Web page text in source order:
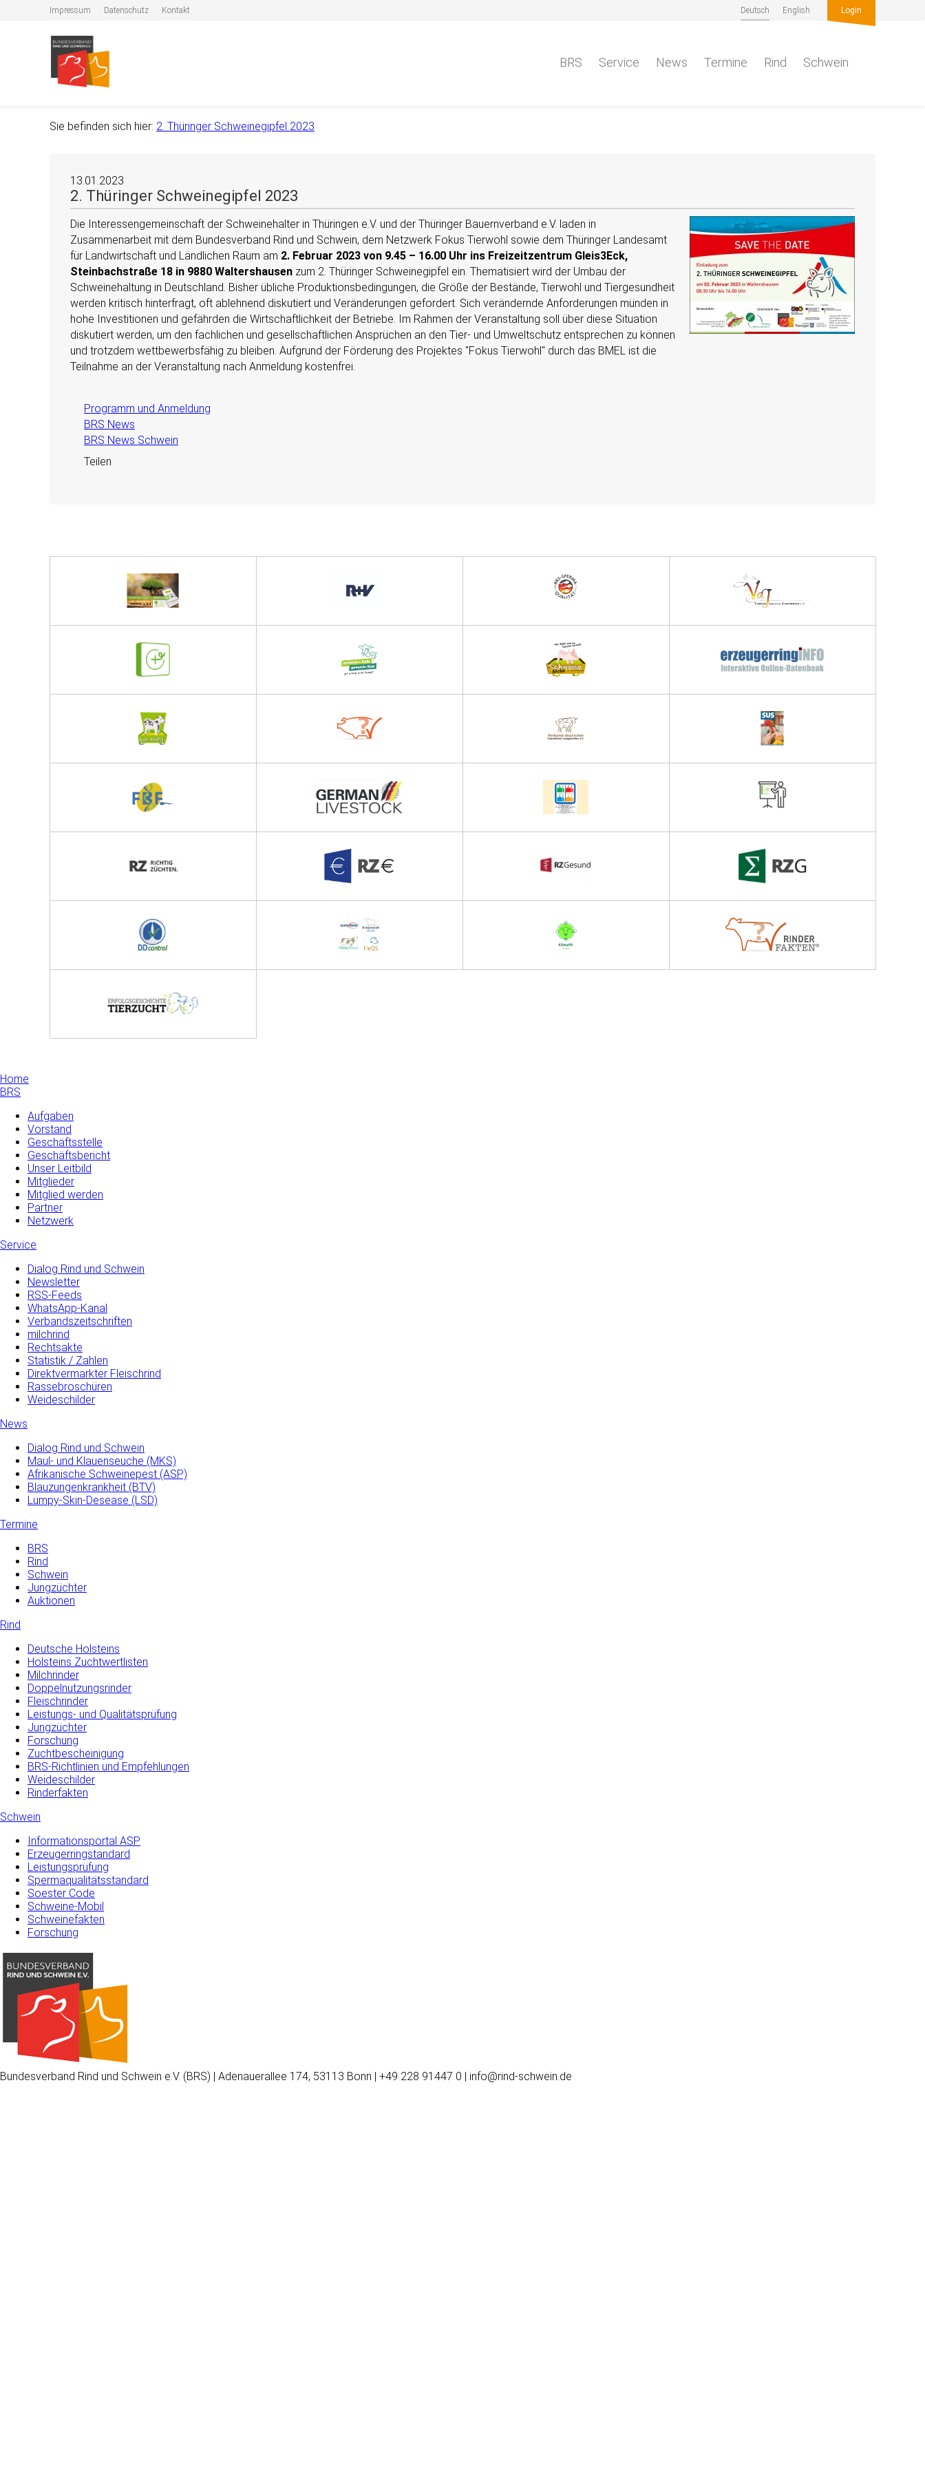
Impressum Datenschutz Kontakt Deutsch English Login
BRS Service News Termine Rind Schwein
Sie befinden sich hier: 2. Thüringer Schweinegipfel 2023
13.01.2023
2. Thüringer Schweinegipfel 2023
Die Interessengemeinschaft der Schweinehalter in Thüringen e.V. und der Thüringer Bauernverband e.V. laden in
Zusammenarbeit mit dem Bundesverband Rind und Schwein, dem Netzwerk Fokus Tierwohl sowie dem Thüringer Landesamt
für Landwirtschaft und Ländlichen Raum am 2. Februar 2023 von 9.45 – 16.00 Uhr ins Freizeitzentrum Gleis3Eck,
Steinbachstraße 18 in 9880 Waltershausen zum 2. Thüringer Schweinegipfel ein. Thematisiert wird der Umbau der
Schweinehaltung in Deutschland. Bisher übliche Produktionsbedingungen, die Größe der Bestände, Tierwohl und Tiergesundheit
werden kritisch hinterfragt, oft ablehnend diskutiert und Veränderungen gefordert. Sich verändernde Anforderungen münden in
hohe Investitionen und gefährden die Wirtschaftlichkeit der Betriebe. Im Rahmen der Veranstaltung soll über diese Situation
diskutiert werden, um den fachlichen und gesellschaftlichen Ansprüchen an den Tier- und Umweltschutz entsprechen zu können
und trotzdem wettbewerbsfähig zu bleiben. Aufgrund der Förderung des Projektes Fokus Tierwohl durch das BMEL ist die
Teilnahme an der Veranstaltung nach Anmeldung kostenfrei.
Programm und Anmeldung
BRS News
BRS News Schwein
Teilen
Home
BRS
Aufgaben
Vorstand
Geschäftsstelle
Geschäftsbericht
Unser Leitbild
Mitglieder
Mitglied werden
Partner
Netzwerk
Service
Dialog Rind und Schwein
Newsletter
RSS-Feeds
WhatsApp-Kanal
Verbandszeitschriften
milchrind
Rechtsakte
Statistik / Zahlen
Direktvermarkter Fleischrind
Rassebroschüren
Weideschilder
News
Dialog Rind und Schwein
Maul- und­ Klauenseuche­ (MKS)
Afrikanische Schweinepest (ASP)
Blauzungenkrankheit (BTV)
Lumpy-Skin-Desease (LSD)
Termine
BRS
Rind
Schwein
Jungzüchter
Auktionen
Rind
Deutsche Holsteins
Holsteins Zuchtwertlisten
Milchrinder
Doppelnutzungsrinder
Fleischrinder
Leistungs- und Qualitätsprüfung
Jungzüchter
Forschung
Zuchtbescheinigung
BRS-Richtlinien und Empfehlungen
Weideschilder
Rinderfakten
Schwein
Informationsportal ASP
Erzeugerringstandard
Leistungsprüfung
Spermaqualitätsstandard
Soester Code
Schweine-Mobil
Schweinefakten
Forschung
Bundesverband Rind und Schwein e.V. (BRS) | Adenauerallee 174, 53113 Bonn | +49 228 91447 0 | info@rind-schwein.de